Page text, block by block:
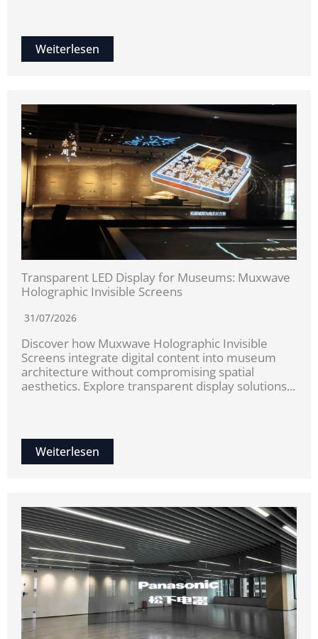
Weiterlesen
Transparent LED Display for Museums: Muxwave
Holographic Invisible Screens
31/07/2026
Discover how Muxwave Holographic Invisible
Screens integrate digital content into museum
architecture without compromising spatial
aesthetics. Explore transparent display solutions...
Weiterlesen